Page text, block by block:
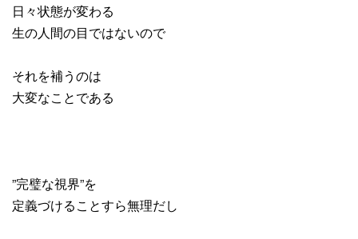
日々状態が変わる
生の人間の目ではないので
それを補うのは
大変なことである
”完璧な視界”を
定義づけることすら無理だし